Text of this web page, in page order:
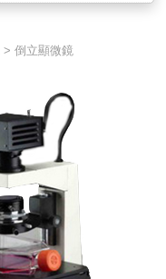
>倒立顯微鏡